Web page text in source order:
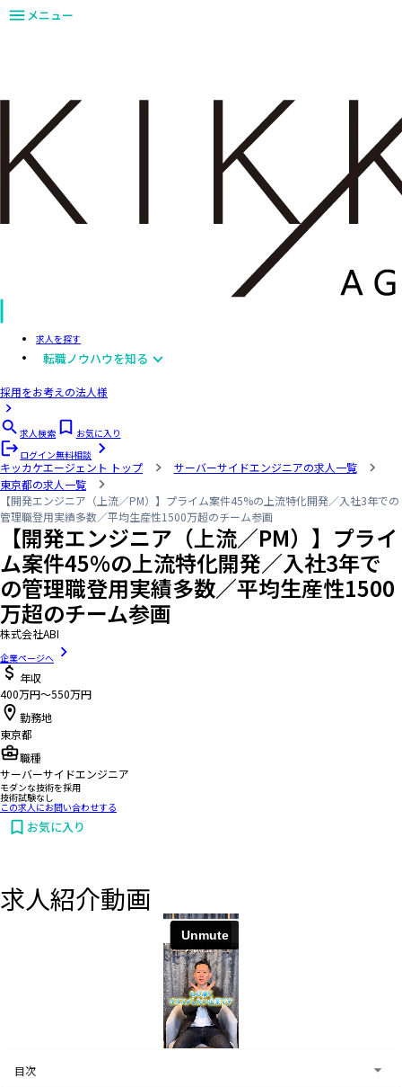
メニュー
求人を探す
転職ノウハウを知る
採用をお考えの法人様
求人検索
お気に入り
ログイン無料相談
キッカケエージェント トップ
サーバーサイドエンジニアの求人一覧
東京都の求人一覧
【開発エンジニア（上流／PM）】プライム案件45%の上流特化開発／入社3年での
管理職登用実績多数／平均生産性1500万超のチーム参画
【開発エンジニア（上流／PM）】プライ
ム案件45%の上流特化開発／入社3年で
の管理職登用実績多数／平均生産性1500
万超のチーム参画
株式会社ABI
企業ページへ
年収
400万円〜550万円
勤務地
東京都
職種
サーバーサイドエンジニア
モダンな技術を採用
技術試験なし
この求人にお問い合わせする
お気に入り
お問い合わせする
求人紹介動画
目次